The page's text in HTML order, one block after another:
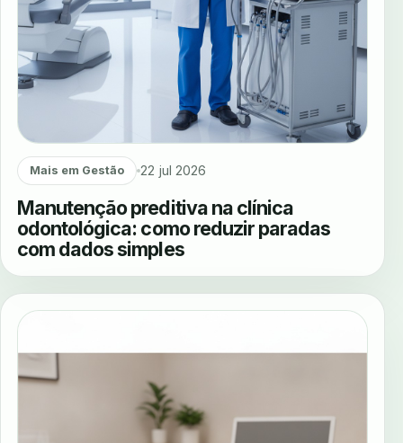
Mais em Gestão 22 jul 2026
Manutenção preditiva na clínica
odontológica: como reduzir paradas
com dados simples